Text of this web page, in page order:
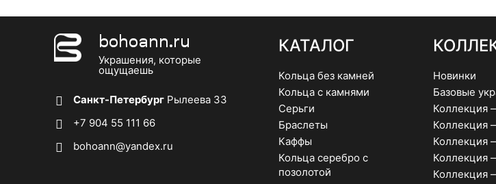
bohoann.ru
Украшения, которые
ощущаешь
Санкт-Петербург Рылеева 33
+7 904 55 111 66
bohoann@yandex.ru
КАТАЛОГ
Кольца без камней
Кольца с камнями
Серьги
Браслеты
Каффы
Кольца серебро с
позолотой
Новинки
Базовые
Коллекция
Коллекция
Коллекция
Коллекция
Коллекция